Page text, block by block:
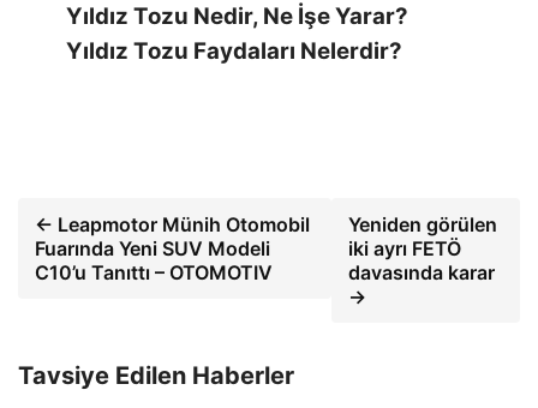
Yıldız Tozu Nedir, Ne İşe Yarar?
Yıldız Tozu Faydaları Nelerdir?
← Leapmotor Münih Otomobil
Fuarında Yeni SUV Modeli
C10’u Tanıttı – OTOMOTIV
Yeniden görülen
iki ayrı FETÖ
davasında karar
→
Tavsiye Edilen Haberler